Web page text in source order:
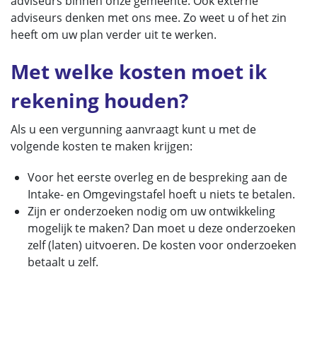
adviseurs denken met ons mee. Zo weet u of het zin
heeft om uw plan verder uit te werken.
Met welke kosten moet ik
rekening houden?
Als u een vergunning aanvraagt kunt u met de
volgende kosten te maken krijgen:
Voor het eerste overleg en de bespreking aan de
Intake- en Omgevingstafel hoeft u niets te betalen.
Zijn er onderzoeken nodig om uw ontwikkeling
mogelijk te maken? Dan moet u deze onderzoeken
zelf (laten) uitvoeren. De kosten voor onderzoeken
betaalt u zelf.